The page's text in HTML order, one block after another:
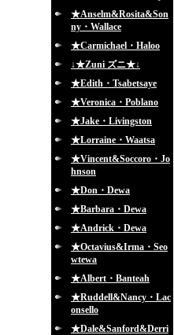
★Anselm&Rosita&Son
ny・Wallace
★Carmichael・Haloo
↓★Zuni ズニ★↓
★Edith・Tsabetsaye
★Veronica・Poblano
★Jake・Livingston
★Lorraine・Waatsa
★Vincent&Soccoro・Jo
hnson
★Don・Dewa
★Barbara・Dewa
★Andrick・Dewa
★Octavius&Irma・Seo
wtewa
★Albert・Banteah
★Ruddell&Nancy・Lac
onsello
★Dale&Sanford&Derri